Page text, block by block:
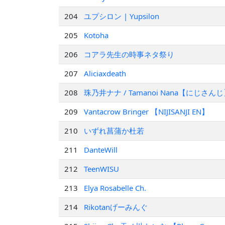
204 ユプシロン | Yupsilon
205
Kotoha
206
コアラ先生の時事ネタ祭り
207
Aliciaxdeath
208
珠乃井ナナ / Tamanoi Nana【にじさんじ
209
Vantacrow Bringer 【NIJISANJI EN】
210
いずれ菖蒲か杜若
211
DanteWill
212
TeenWISU
213
Elya Rosabelle Ch.
214
Rikotanげーみんぐ